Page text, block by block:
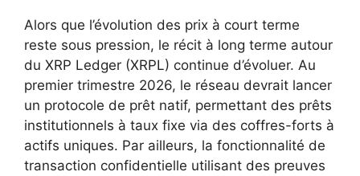
Alors que l’évolution des prix à court terme
reste sous pression, le récit à long terme autour
du XRP Ledger (XRPL) continue d’évoluer. Au
premier trimestre 2026, le réseau devrait lancer
un protocole de prêt natif, permettant des prêts
institutionnels à taux fixe via des coffres-forts à
actifs uniques. Par ailleurs, la fonctionnalité de
transaction confidentielle utilisant des preuves